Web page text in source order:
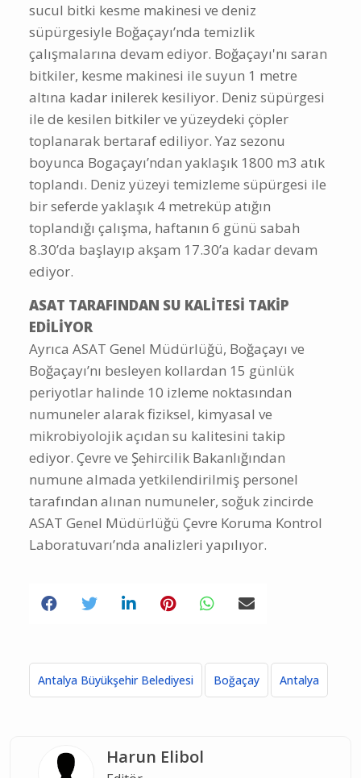
sucul bitki kesme makinesi ve deniz
süpürgesiyle Boğaçayı’nda temizlik
çalışmalarına devam ediyor. Boğaçayı'nı saran
bitkiler, kesme makinesi ile suyun 1 metre
altına kadar inilerek kesiliyor. Deniz süpürgesi
ile de kesilen bitkiler ve yüzeydeki çöpler
toplanarak bertaraf ediliyor. Yaz sezonu
boyunca Bogaçayı’ndan yaklaşık 1800 m3 atık
toplandı. Deniz yüzeyi temizleme süpürgesi ile
bir seferde yaklaşık 4 metreküp atığın
toplandığı çalışma, haftanın 6 günü sabah
8.30’da başlayıp akşam 17.30’a kadar devam
ediyor.
ASAT TARAFINDAN SU KALİTESİ TAKİP
EDİLİYOR
Ayrıca ASAT Genel Müdürlüğü, Boğaçayı ve
Boğaçayı’nı besleyen kollardan 15 günlük
periyotlar halinde 10 izleme noktasından
numuneler alarak fiziksel, kimyasal ve
mikrobiyolojik açıdan su kalitesini takip
ediyor. Çevre ve Şehircilik Bakanlığından
numune almada yetkilendirilmiş personel
tarafından alınan numuneler, soğuk zincirde
ASAT Genel Müdürlüğü Çevre Koruma Kontrol
Laboratuvarı’nda analizleri yapılıyor.
Antalya Büyükşehir Belediyesi Boğaçay Antalya
Harun Elibol